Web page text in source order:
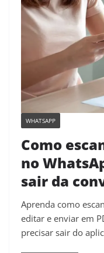
WHATSAPP
Como
no
sair da
Aprenda como
editar e enviar em
precisar sair do